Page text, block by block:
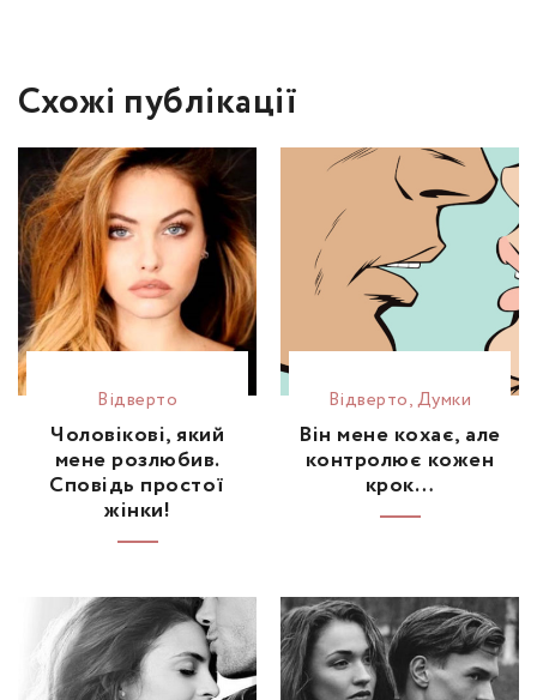
Схожі публікації
Відвертo
Чоловікові, який
мене розлюбив.
Сповідь простої
жінки!
Відвертo,Думки
Він мене кохає, але
контролює кожен
крок…